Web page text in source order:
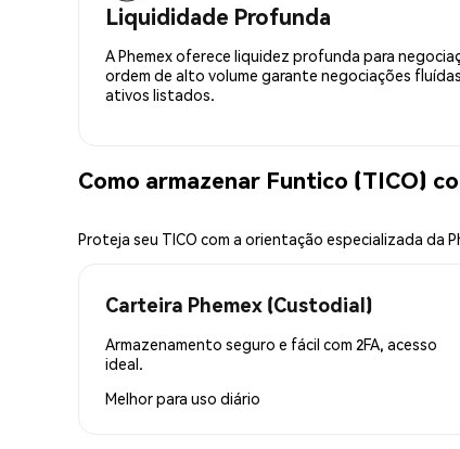
Liquididade Profunda
A Phemex oferece liquidez profunda para
ordem de alto volume garante negociações
ativos listados.
Como armazenar Funtico (TICO)
Proteja seu TICO com a orientação especializada da
Carteira Phemex (Custodial)
Armazenamento seguro e fácil com 2FA, acesso
ideal.
Melhor para uso diário